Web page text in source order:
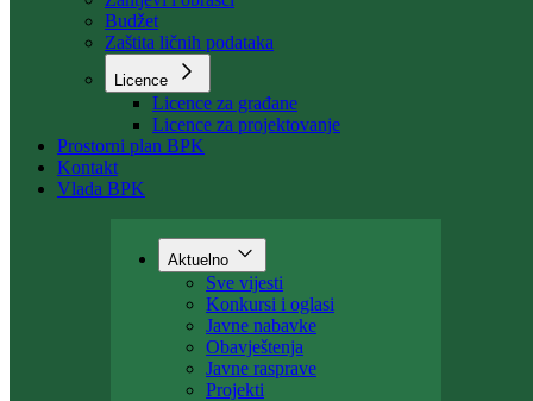
Dokumenti
Zakoni i propisi
Zahtjevi i obrasci
Budžet
Zaštita ličnih podataka
Licence
Vlada BPK
Aktuelno
Sve vijesti
Konkursi i oglasi
Javne nabavke